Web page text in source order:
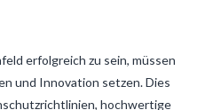
erfolgreich zu sein, müssen
und Innovation setzen. Dies
hochwertige